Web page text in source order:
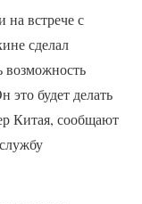
встрече с
сделал
возможность
это будет делать
Китая, сообщают